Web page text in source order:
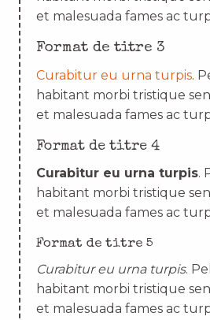
et malesuada fames ac
Format de titre 3
Curabitur eu urna turpis.
habitant morbi tristique
et malesuada fames ac
Format de titre 4
Curabitur eu urna turpis.
habitant morbi tristique
et malesuada fames ac
Format de titre 5
Curabitur eu urna turpis.
habitant morbi tristique
et malesuada fames ac